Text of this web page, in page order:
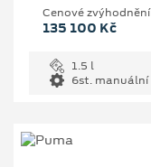
Cenové zvýhodnění
135 100 Kč
1.5 l
6st. manuální